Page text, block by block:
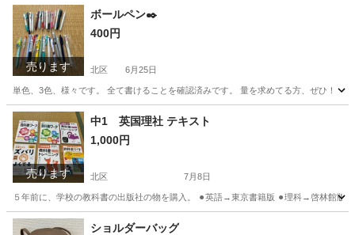
東京 北区 DVD/ブルーレイ
売ります
ボールペン✒️
400円
北区 6月25日
単色、3色、様々です。 全て書けることを確認済みです。 量を求めてる方、ぜひ！
東京 北区 その他 ボールペン
売ります
中1 英国理社 テキスト
1,000円
北区 7月8日
５年前に、学校の教科書の出版社の物を購入。 ⚫︎英語→東京書籍版 ⚫︎理科→啓林館
東京 北区
ショルダーバッグ